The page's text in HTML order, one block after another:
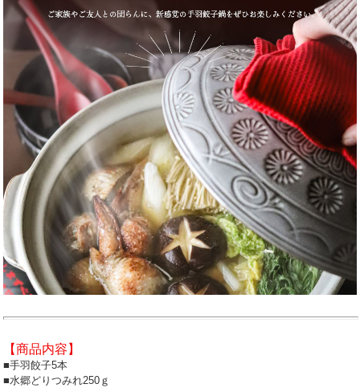
【商品内容】
■手羽餃子5本
■水郷どりつみれ250ｇ